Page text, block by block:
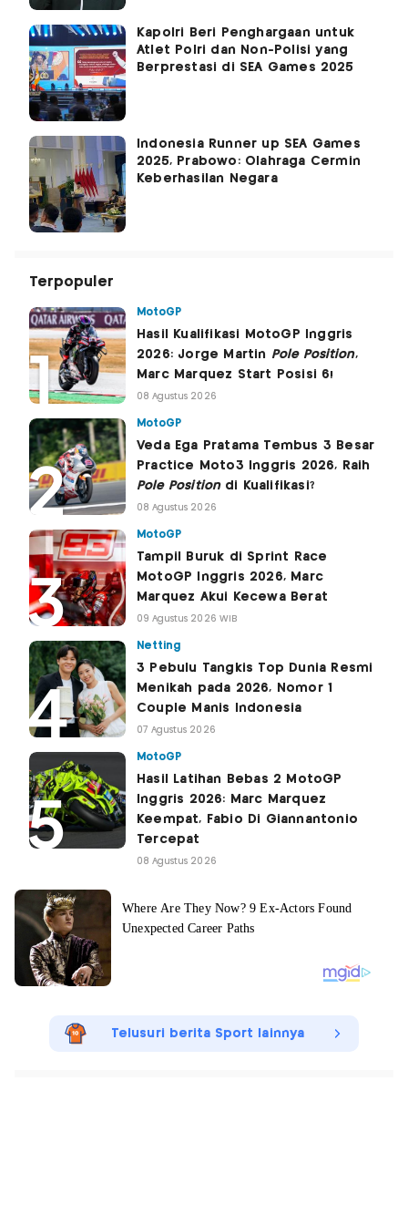
Kapolri Beri Penghargaan untuk
Atlet Polri dan Non-Polisi yang
Berprestasi di SEA Games 2025
Indonesia Runner up SEA Games
2025, Prabowo: Olahraga Cermin
Keberhasilan Negara
Terpopuler
MotoGP
Hasil Kualifikasi MotoGP Inggris
2026: Jorge Martin Pole Position,
Marc Marquez Start Posisi 6!
08 Agustus 2026
MotoGP
Veda Ega Pratama Tembus 3 Besar
Practice Moto3 Inggris 2026, Raih
Pole Positiondi Kualifikasi?
08 Agustus 2026
MotoGP
Tampil Buruk di Sprint Race
MotoGP Inggris 2026, Marc
Marquez Akui Kecewa Berat
09 Agustus 2026 WIB
Netting
3 Pebulu Tangkis Top Dunia Resmi
Menikah pada 2026, Nomor 1
Couple Manis Indonesia
07 Agustus 2026
MotoGP
Hasil Latihan Bebas 2 MotoGP
Inggris 2026: Marc Marquez
Keempat, Fabio Di Giannantonio
Tercepat
08 Agustus 2026
Telusuri berita Sport lainnya